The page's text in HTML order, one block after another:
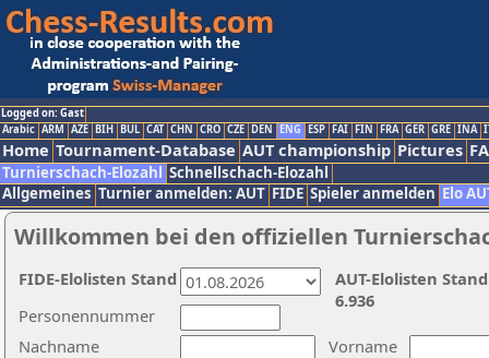
Logged on: Gast
Arabic ARM AZE BIH BUL CAT CHN CRO CZE DEN ENG ESP FAI FIN FRA GER GRE INA
Home Tournament-Database AUT championship Pictures
Turnierschach-Elozahl Schnellschach-Elozahl
Allgemeines Turnier anmelden: AUT FIDE Spieler anmelden Elo
Willkommen bei den offiziellen
Nachname
Vorname
Personennummer
AUT-Elolisten
6.936
FIDE-Elolisten Stand